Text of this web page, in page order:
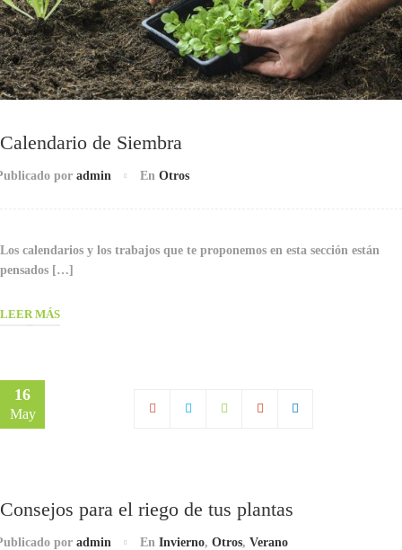
Calendario de Siembra
por admin En Otros
Los calendarios y los trabajos que te proponemos en esta sección están
pensados […]
LEER MÁS
16
May
Consejos para el riego de tus plantas
por admin En Invierno, Otros, Verano